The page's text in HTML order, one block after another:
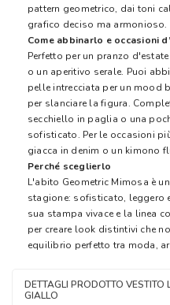
pattern geometrico, dai toni
grafico deciso ma armonioso.
Come abbinarlo e occasioni
Perfetto per un pranzo
o un aperitivo serale. Puoi
pelle intrecciata per un mood
per slanciare la figura.
secchiello in paglia o una
sofisticato. Per le occasioni
giacca in denim o un kimono
Perché sceglierlo
L'abito Geometric Mimosa è
stagione: sofisticato, leggero
sua stampa vivace e la linea
per creare look distintivi che
equilibrio perfetto tra moda,
DETTAGLI PRODOTTO
GIALLO